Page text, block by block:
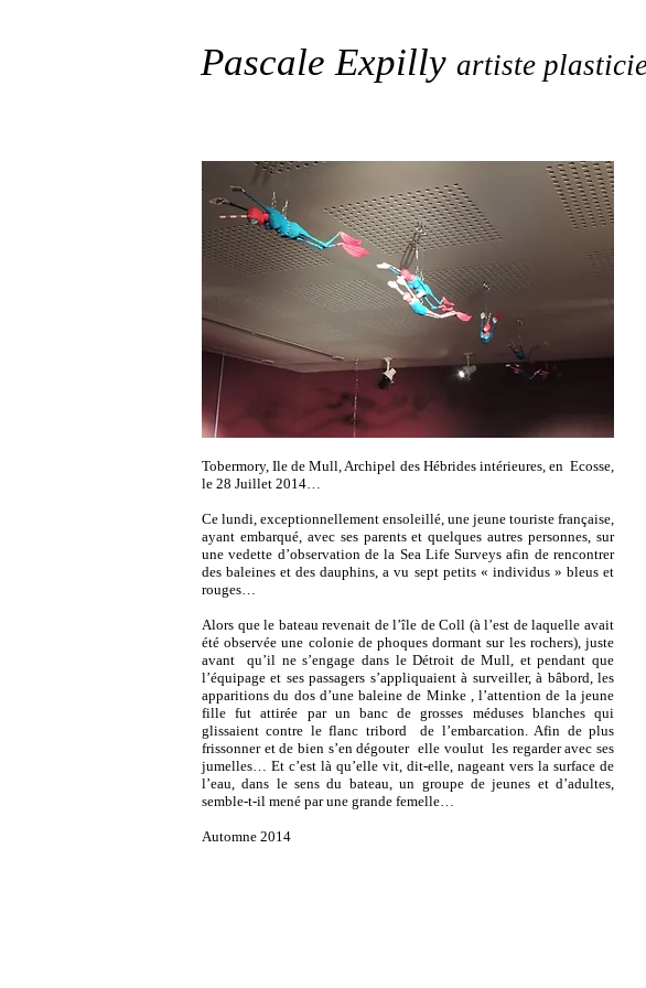
Pascale Expilly artiste
Tobermory, Ile de Mull, Archipel des Hébrides intérieures, en Ecosse,
le 28 Juillet 2014…
Ce lundi, exceptionnellement ensoleillé, une jeune touriste française,
ayant embarqué, avec ses parents et quelques autres personnes, sur
une vedette d’observation de la Sea Life Surveys afin de rencontrer
des baleines et des dauphins, a vu sept petits « individus » bleus et
rouges…
Alors que le bateau revenait de l’île de Coll (à l’est de laquelle avait
été observée une colonie de phoques dormant sur les rochers), juste
avant qu’il ne s’engage dans le Détroit de Mull, et pendant que
l’équipage et ses passagers s’appliquaient à surveiller, à bâbord, les
apparitions du dos d’une baleine de Minke , l’attention de la jeune
fille fut attirée par un banc de grosses méduses blanches qui
glissaient contre le flanc tribord de l’embarcation. Afin de plus
frissonner et de bien s’en dégouter elle voulut les regarder avec ses
jumelles… Et c’est là qu’elle vit, dit-elle, nageant vers la surface de
l’eau, dans le sens du bateau, un groupe de jeunes et d’adultes,
semble-t-il mené par une grande femelle…
Automne 2014